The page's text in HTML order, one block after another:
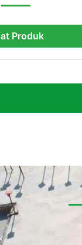
Produk